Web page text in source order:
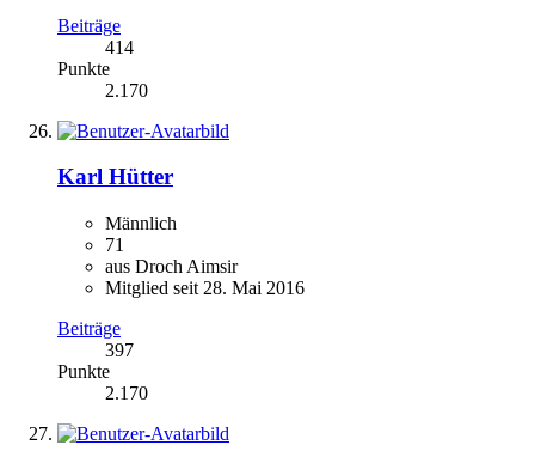
Beiträge
414
Punkte
2.170
Karl Hütter
Männlich
71
aus Droch Aimsir
Mitglied seit 28. Mai 2016
Beiträge
397
Punkte
2.170